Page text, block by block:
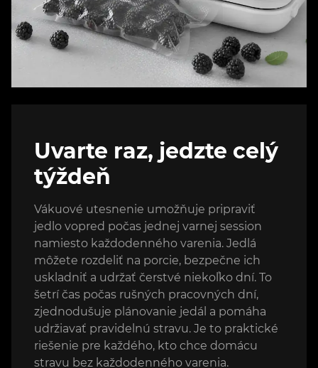
Uvarte raz, jedzte celý
týždeň
Vákuové utesnenie umožňuje pripraviť
jedlo vopred počas jednej varnej session
namiesto každodenného varenia. Jedlá
môžete rozdeliť na porcie, bezpečne ich
uskladniť a udržať čerstvé niekoľko dní. To
šetrí čas počas rušných pracovných dní,
zjednodušuje plánovanie jedál a pomáha
udržiavať pravidelnú stravu. Je to praktické
riešenie pre každého, kto chce domácu
stravu bez každodenného varenia.